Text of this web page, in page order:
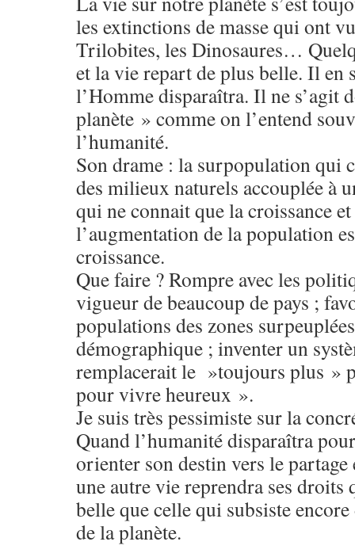
les extinctions de masse qui ont
Trilobites, les Dinosaures…
et la vie repart de plus belle. Il en
l’Homme disparaîtra. Il ne s’agit
planète » comme on l’entend
l’humanité.
Son drame : la surpopulation qui
des milieux naturels accouplée à
qui ne connait que la croissance
l’augmentation de la population
croissance.
Que faire ? Rompre avec les
vigueur de beaucoup de pays ;
populations des zones
démographique ; inventer un
remplacerait le »toujours plus »
pour vivre heureux ».
Je suis très pessimiste sur la
Quand l’humanité disparaîtra
orienter son destin vers le
une autre vie reprendra ses droits
belle que celle qui subsiste
de la planète.